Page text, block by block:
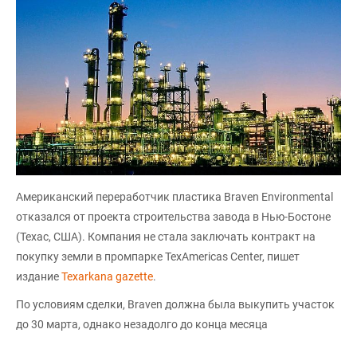
Американский переработчик пластика Braven Environmental
отказался от проекта строительства завода в Нью-Бостоне
(Техас, США). Компания не стала заключать контракт на
покупку земли в промпарке TexAmericas Center, пишет
изданиеTexarkana gazette.
По условиям сделки, Braven должна была выкупить участок
до 30 марта, однако незадолго до конца месяца